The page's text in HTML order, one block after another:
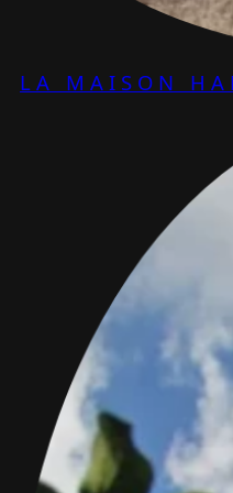
LA MAISON